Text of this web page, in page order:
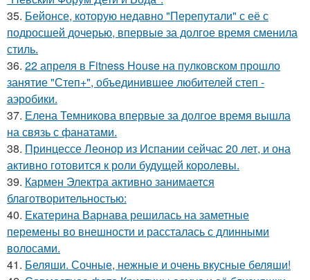
35. Бейонсе, которую недавно "Перепутали" с её с
подросшей дочерью, впервые за долгое время сменила
стиль.
36. 22 апреля в Fitness House на пулковском прошло
занятие "Степ+", объединившее любителей степ -
аэробики.
37. Елена Темникова впервые за долгое время вышла
на связь с фанатами.
38. Принцессе Леонор из Испании сейчас 20 лет, и она
активно готовится к роли будущей королевы.
39. Кармен Электра активно занимается
благотворительностью:
40. Екатерина Варнава решилась на заметные
перемены во внешности и рассталась с длинными
волосами.
41. Беляши. Сочные, нежные и очень вкусные беляши!